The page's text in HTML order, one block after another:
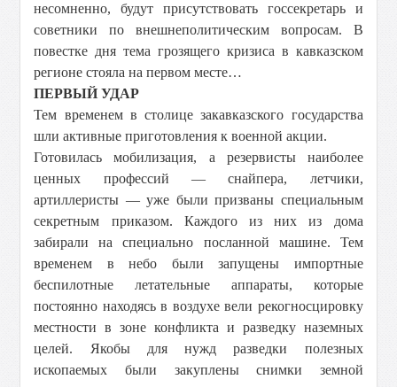
несомненно, будут присутствовать госсекретарь и
советники по внешнеполитическим вопросам. В
повестке дня тема грозящего кризиса в кавказском
регионе стояла на первом месте…
ПЕРВЫЙ УДАР
Тем временем в столице закавказского государства
шли активные приготовления к военной акции.
Готовилась мобилизация, а резервисты наиболее
ценных профессий — снайпера, летчики,
артиллеристы — уже были призваны специальным
секретным приказом. Каждого из них из дома
забирали на специально посланной машине. Тем
временем в небо были запущены импортные
беспилотные летательные аппараты, которые
постоянно находясь в воздухе вели рекогносцировку
местности в зоне конфликта и разведку наземных
целей. Якобы для нужд разведки полезных
ископаемых были закуплены снимки земной